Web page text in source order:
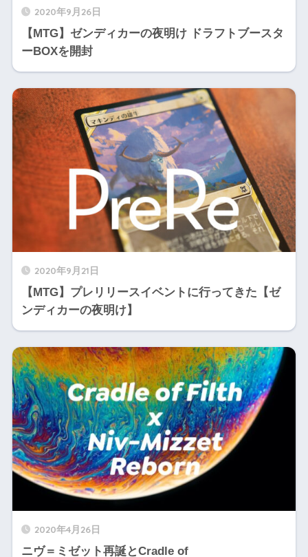
2020年9月26日
【MTG】ゼンディカーの夜明け ドラフトブースタ
ーBOXを開封
2020年9月21日
【MTG】プレリリースイベントに行ってきた【ゼ
ンディカーの夜明け】
2020年4月26日
ニヴ＝ミゼット再誕とCradle of